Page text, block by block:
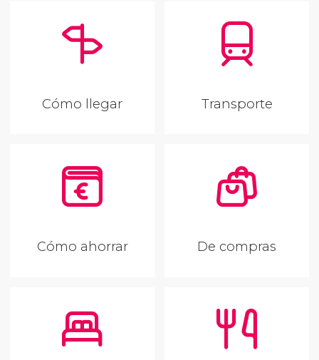
Cómo llegar Transporte
Cómo ahorrar De compras